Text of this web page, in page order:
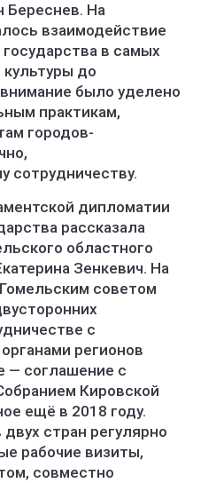
Береснев. На
взаимодействие
в самых
до
было уделено
практикам,
городов-
сотрудничеству.
дипломатии
рассказала
областного
Зенкевич. На
советом
с
регионов
— соглашение с
Кировской
ещё в 2018 году.
стран регулярно
рабочие визиты,
совместно